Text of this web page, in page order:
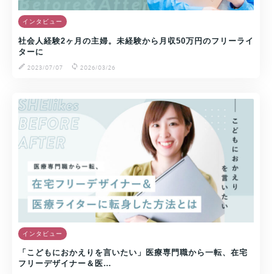
インタビュー
社会人経験2ヶ月の主婦。未経験から月収50万円のフリーライ
ターに
2023/07/07
2026/03/26
インタビュー
「こどもにおかえりを言いたい」医療専門職から一転、在宅
フリーデザイナー＆医…